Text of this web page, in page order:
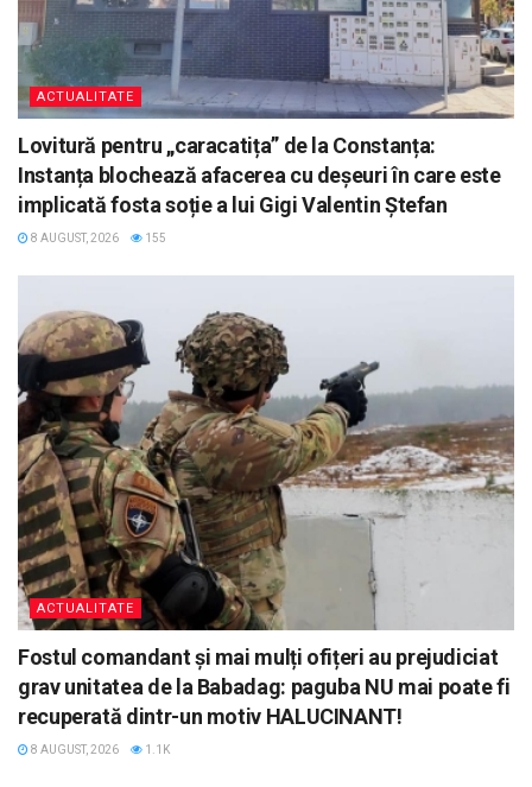
ACTUALITATE
Lovitură pentru „caracatița” de la Constanța:
Instanța blochează afacerea cu deșeuri în care este
implicată fosta soție a lui Gigi Valentin Ștefan
8 AUGUST, 2026 155
ACTUALITATE
Fostul comandant și mai mulți ofițeri au prejudiciat
grav unitatea de la Babadag: paguba NU mai poate fi
recuperată dintr-un motiv HALUCINANT!
8 AUGUST, 2026 1.1K